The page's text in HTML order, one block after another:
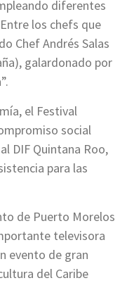
diferentes
los chefs que
Chef Andrés Salas
galardonado por
el Festival
social
DIF Quintana Roo,
para las
de Puerto Morelos
televisora
evento de gran
del Caribe